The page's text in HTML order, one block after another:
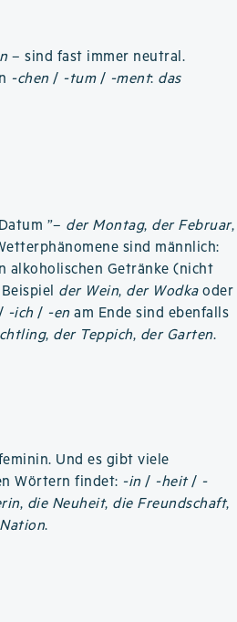
– sind fast immer neutral.
-chen / -tum/ -ment: das
”– der Montag, der Februar,
sind männlich:
alkoholischen Getränke (nicht
der Wein, der Wodkaoder
-ich / -en am Ende sind ebenfalls
, der Teppich, der Garten.
Und es gibt viele
Wörtern findet: -in / -heit/ -
, die Neuheit, die Freundschaft,
.